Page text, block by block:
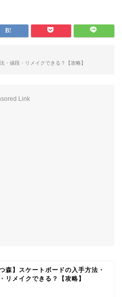
・値段・リメイクできる？【攻略】
Link
つ森】スケートボードの入手方法・
リメイクできる？【攻略】